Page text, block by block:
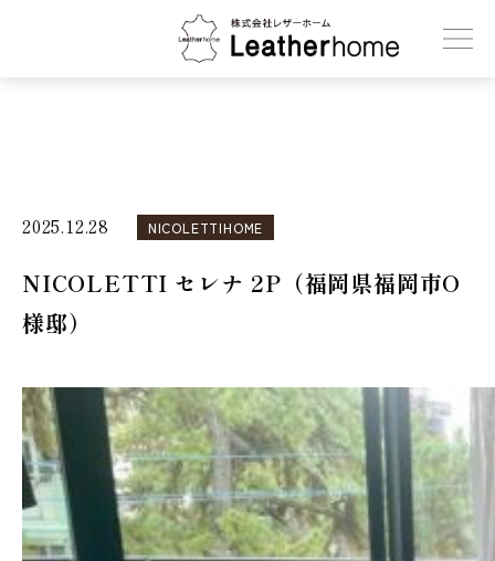
株式会社レザーホーム
2025.12.28 NICOLETTIHOME
NICOLETTI セレナ 2P（福岡県福岡市O
様邸）